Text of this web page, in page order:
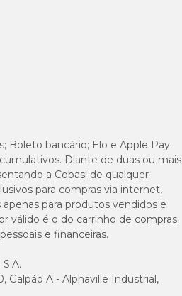
Boleto bancário; Elo e Apple Pay.
Diante de duas ou mais
a Cobasi de qualquer
para compras via internet,
apenas para produtos vendidos e
válido é o do carrinho de compras.
e financeiras.
Galpão A - Alphaville Industrial,